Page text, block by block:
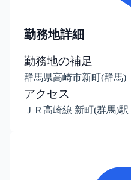
勤務地詳細
勤務地の補足
群馬県高崎市新町(群馬)
アクセス
ＪＲ高崎線 新町(群馬)駅